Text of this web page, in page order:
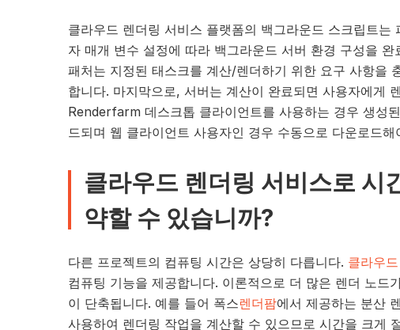
클라우드 렌더링 서비스 플랫폼의 백그라운드 스크립트는
자 매개 변수 설정에 따라 백그라운드 서버 환경 구성을 완
패처는 지정된 태스크를 계산/렌더하기 위한 요구 사항을
합니다. 마지막으로, 서버는 계산이 완료되면 사용자에게
Renderfarm 데스크톱 클라이언트를 사용하는 경우 생성
드되며 웹 클라이언트 사용자인 경우 수동으로 다운로드해
클라우드 렌더링 서비스로 시
약할 수 있습니까?
다른 프로젝트의 컴퓨팅 시간은 상당히 다릅니다. 클라우
컴퓨팅 기능을 제공합니다. 이론적으로 더 많은 렌더 노드
이 단축됩니다. 예를 들어 폭스렌더팜에서 제공하는 분산
사용하여 렌더링 작업을 계산할 수 있으므로 시간을 크게